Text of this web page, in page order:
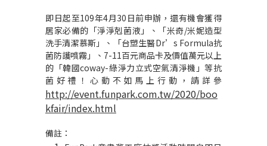
即日起至109年4月30 日前申辦，還有機會獲得
居家必備的「淨淨剋菌液」、「米奇/米妮造型
洗手清潔慕斯」、「台塑生醫Dr’s Formula抗
菌防護噴霧」、 7-11百元商品卡及價值萬元以上
的「韓國coway-綠淨力立式空氣清淨機」等抗
菌好禮！心動不如馬上行動，請詳參
http://event.funpark.com.tw/2020/boo
kfair/index.html
備註：